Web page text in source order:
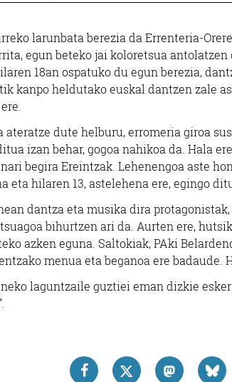
larunbata berezia da Errenteria-
egun beteko jai koloretsua
18an ospatuko du egun berezia,
kanpo heldutako euskal dantzen zale
ateratze dute helburu, erromeria giroa
izan behar, gogoa nahikoa da. Hala
begira Ereintzak. Lehenengoa aste
eta hilaren 13, astelehena ere, egingo
dantza eta musika dira
bihurtzen ari da. Aurten ere,
azken eguna. Saltokiak, PAki
menua eta beganoa ere badaude.
laguntzaile guztiei eman dizkie